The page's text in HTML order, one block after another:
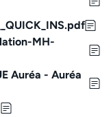
MH-
Auréa - Auréa